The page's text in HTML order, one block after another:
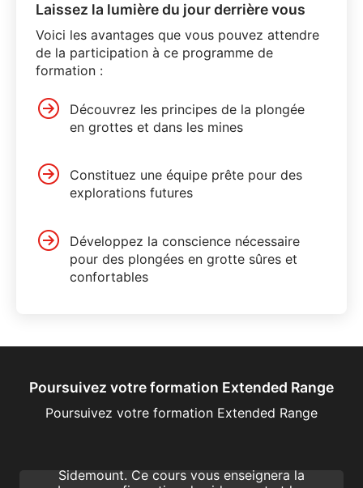
Laissez la lumière du jour derrière vous
Voici les avantages que vous pouvez attendre
de la participation à ce programme de
formation :
Découvrez les principes de la plongée
en grottes et dans les mines
Constituez une équipe prête pour des
explorations futures
Développez la conscience nécessaire
pour des plongées en grotte sûres et
confortables
Poursuivez votre formation Extended Range
Poursuivez votre formation Extended Range
Extended Range Sidemount
Sidemount. Ce cours vous enseignera la